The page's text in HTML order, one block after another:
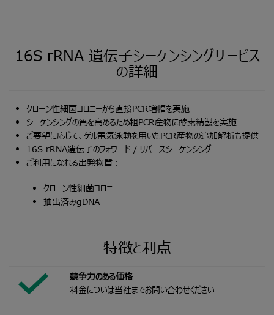
16S rRNA遺伝子シーケンシングサービス
の詳細
クローン性細菌コロニーから直接PCR増幅を実施
シーケンシングの質を高めるため粗PCR産物に酵素精製を実施
ご要望に応じて、ゲル電気泳動を用いたPCR産物の追加解析も提供
16S rRNA遺伝子のフォワード / リバースシーケンシング
ご利用になれる出発物質：
クローン性細菌コロニー
抽出済みgDNA
特徴と利点
競争力のある価格
料金についは当社までお問い合わせください